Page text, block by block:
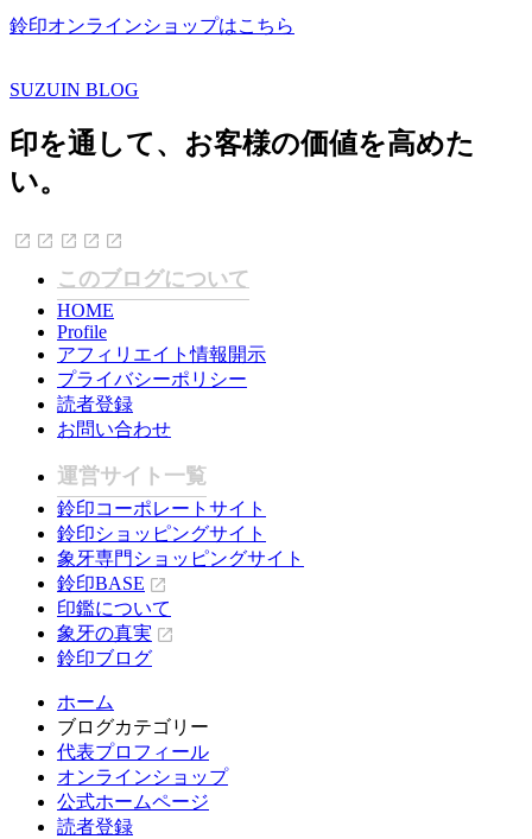
鈴印オンラインショップはこちら
SUZUIN BLOG
印を通して、お客様の価値を高めた
い。
このブログについて
HOME
Profile
アフィリエイト情報開示
プライバシーポリシー
読者登録
お問い合わせ
運営サイト一覧
鈴印コーポレートサイト
鈴印ショッピングサイト
象牙専門ショッピングサイト
鈴印BASE
印鑑について
象牙の真実
鈴印ブログ
ホーム
ブログカテゴリー
代表プロフィール
オンラインショップ
公式ホームページ
読者登録